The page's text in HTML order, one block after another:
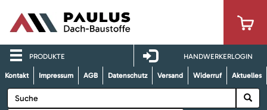
PRODUKTE HANDWERKERLOGIN
Kontakt Impressum AGB Datenschutz Versand Widerruf Aktuelles